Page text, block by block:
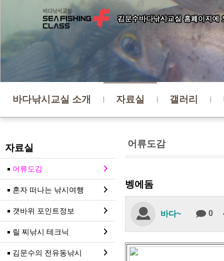
바다낚시교실 소개 자료실 갤러리
어류도감
자료실
어류도감
혼자 떠나는 낚시여행
갯바위 포인트정보
릴 찌낚시 테크닉
김문수의 전유동낚시
벵에돔
바다~ 0